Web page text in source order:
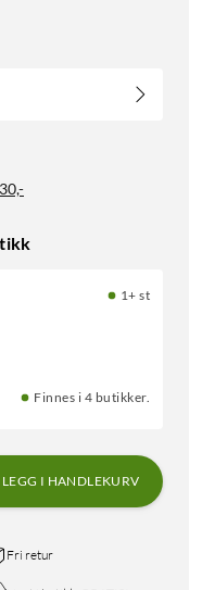
1+ st
Finnes i 4 butikker.
LEGG I HANDLEKURV
Fri retur